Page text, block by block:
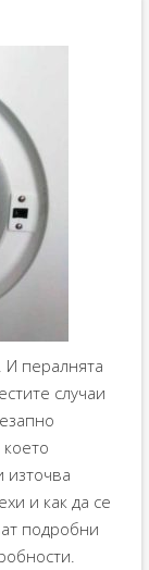
И пералнята
случаи
източва
и как да се
подробни